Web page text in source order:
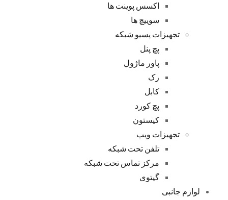
اکسس پوینت ها
سوییچ ها
تجهیزات پسیو شبکه
پچ پنل
پاور ماژول
رک
کابل
پچ کورد
کیستون
تجهیزات ویپ
تلفن تحت شبکه
مرکز تماس تحت شبکه
گیتوی
لوازم جانبی